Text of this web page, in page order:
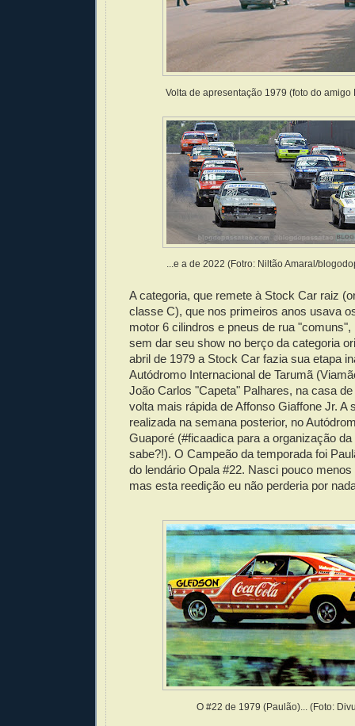
Volta de apresentação 1979 (foto do amigo
...e a de 2022 (Fotro: Niltão Amaral/
A categoria, que remete à Stock Car raiz
classe C), que nos primeiros anos usava
motor 6 cilindros e pneus de rua "comuns",
sem dar seu show no berço da categoria
abril de 1979 a Stock Car fazia sua etapa
Autódromo Internacional de Tarumã
João Carlos "Capeta" Palhares, na casa
volta mais rápida de Affonso Giaffone Jr. A
realizada na semana posterior, no
Guaporé (#ficaadica para a organização
sabe?!). O Campeão da temporada foi
do lendário Opala #22. Nasci pouco
mas esta reedição eu não perderia por
O #22 de 1979 (Paulão)... (Foto: